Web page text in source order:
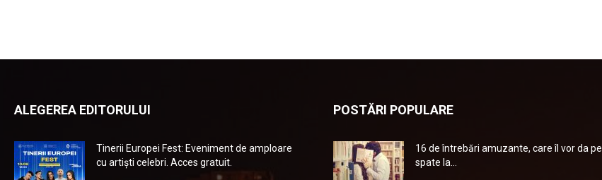
ALEGEREA EDITORULUI
Tinerii Europei Fest: Eveniment de amploare
cu artiști celebri. Acces gratuit.
POSTĂRI POPULARE
16 de întrebări amuzante, care îl vor da pe
spate la...